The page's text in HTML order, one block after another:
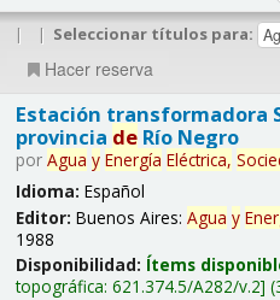
| | Seleccionar títulos para:
Hacer reserva
Estación transformadora
provincia deRío Negro
por Agua y Energía Eléctrica,
Idioma: Español
Editor: Buenos Aires: Agua y
1988
Disponibilidad: Ítems
topográfica: 621.374.5/A282/v.2